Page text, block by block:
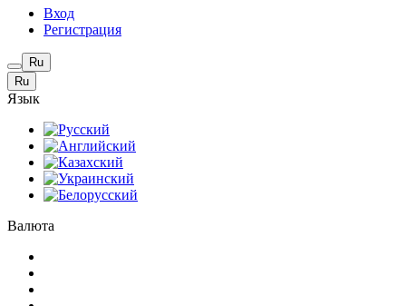
Вход
Регистрация
Ru
Ru
Язык
Валюта